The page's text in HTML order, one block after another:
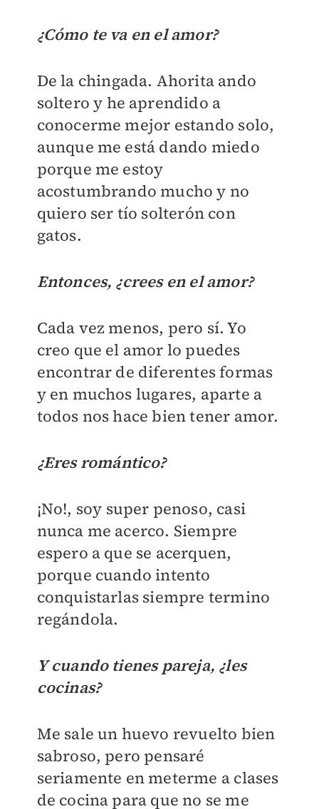
¿Cómo te va en el amor?
De la chingada. Ahorita ando
soltero y he aprendido a
conocerme mejor estando solo,
aunque me está dando miedo
porque me estoy
acostumbrando mucho y no
quiero ser tío solterón con
gatos.
Entonces, ¿crees en el amor?
Cada vez menos, pero sí. Yo
creo que el amor lo puedes
encontrar de diferentes formas
y en muchos lugares, aparte a
todos nos hace bien tener amor.
¿Eres romántico?
¡No!, soy super penoso, casi
nunca me acerco. Siempre
espero a que se acerquen,
porque cuando intento
conquistarlas siempre termino
regándola.
Y cuando tienes pareja, ¿les
cocinas?
Me sale un huevo revuelto bien
sabroso, pero pensaré
seriamente en meterme a clases
de cocina para que no se me